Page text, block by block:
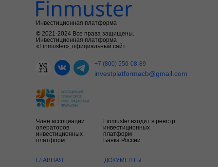
Finmuster входит в реестр
инвестиционных
платформ
Банка России
ДОКУМЕНТЫ
ГЛАВНАЯ
Инвестиционная платформа
+7 (800) 550-08-89
investplatformacb@gmail.com
Член ассоциации
операторов
инвестиционных
платформ
© 2021-2024 Все права защищены.
Инвестиционная платформа
«Finmuster», официальный сайт